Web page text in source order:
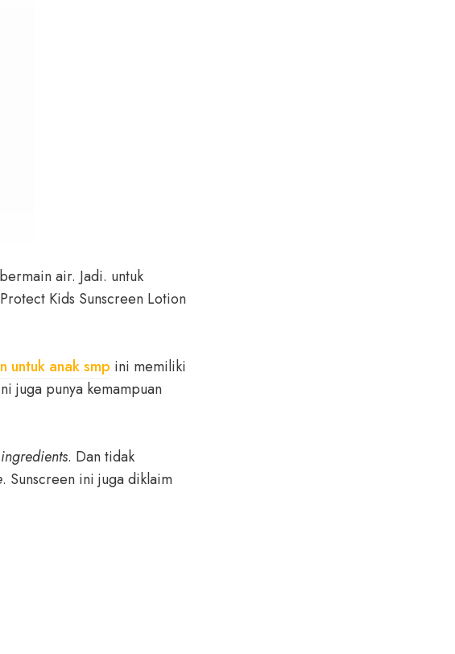
air. Jadi. untuk
Kids Sunscreen Lotion
untuk anak smp ini memiliki
juga punya kemampuan
. Dan tidak
. Sunscreen ini juga diklaim